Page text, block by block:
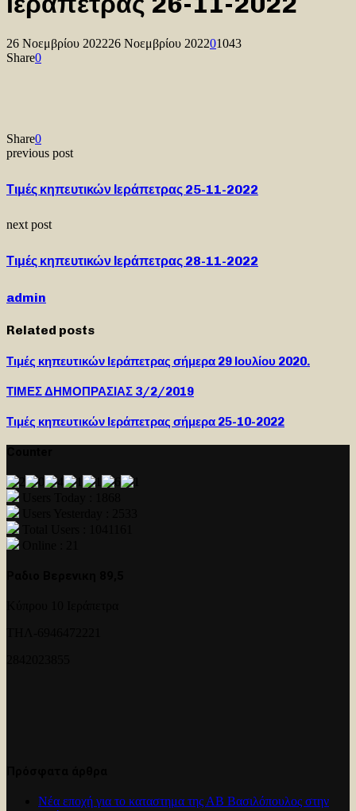
26 Νοεμβρίου 202226 Νοεμβρίου 202201043
Share0
Share0
previous post
Τιμές κηπευτικών Ιεράπετρας 25-11-2022
next post
Τιμές κηπευτικών Ιεράπετρας 28-11-2022
admin
Related posts
Τιμές κηπευτικών Ιεράπετρας σήμερα 29 Ιουλίου 2020.
ΤΙΜΕΣ ΔΗΜΟΠΡΑΣΙΑΣ 3/2/2019
Τιμές κηπευτικών Ιεράπετρας σήμερα 25-10-2022
Νέα εποχή για το καταστημα της ΑΒ Βασιλόπουλος στην